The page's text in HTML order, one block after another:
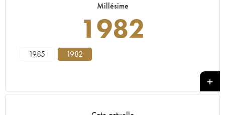
Millésime
1982
1985 1982